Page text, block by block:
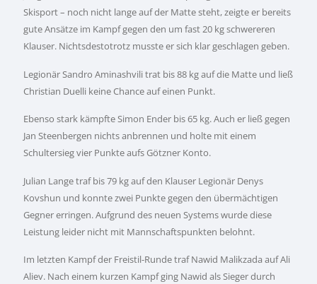
Skisport – noch nicht lange auf der Matte steht, zeigte er bereits
gute Ansätze im Kampf gegen den um fast 20 kg schwereren
Klauser. Nichtsdestotrotz musste er sich klar geschlagen geben.
Legionär Sandro Aminashvili trat bis 88 kg auf die Matte und ließ
Christian Duelli keine Chance auf einen Punkt.
Ebenso stark kämpfte Simon Ender bis 65 kg. Auch er ließ gegen
Jan Steenbergen nichts anbrennen und holte mit einem
Schultersieg vier Punkte aufs Götzner Konto.
Julian Lange traf bis 79 kg auf den Klauser Legionär Denys
Kovshun und konnte zwei Punkte gegen den übermächtigen
Gegner erringen. Aufgrund des neuen Systems wurde diese
Leistung leider nicht mit Mannschaftspunkten belohnt.
Im letzten Kampf der Freistil-Runde traf Nawid Malikzada auf Ali
Aliev. Nach einem kurzen Kampf ging Nawid als Sieger durch